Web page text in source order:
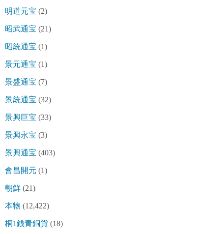
明道元宝 (2)
昭武通宝 (21)
昭統通宝 (1)
景元通宝 (1)
景盛通宝 (7)
景統通宝 (32)
景興巨宝 (33)
景興永宝 (3)
景興通宝 (403)
會昌開元 (1)
朝鮮 (21)
本物 (12,422)
桐1銭青銅貨 (18)